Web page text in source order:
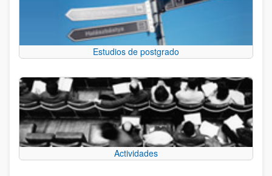
Estudios de postgrado
Actividades